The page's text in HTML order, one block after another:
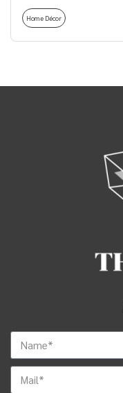
Home Décor